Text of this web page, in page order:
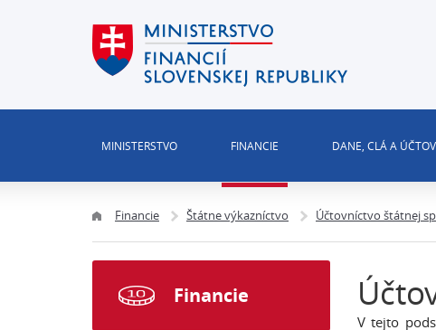
MINISTERSTVO FINANCIE DANE, CLÁ A
Financie Štátne výkazníctvo Účtovníctvo štátnej
V tejto
Financie